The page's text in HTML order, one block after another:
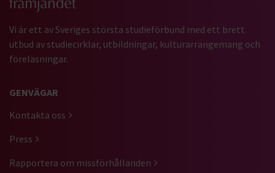
Vi är ett av Sveriges största studieförbund med ett brett
utbud av studiecirklar, utbildningar, kulturarrangemang och
föreläsningar.
GENVÄGAR
Kontakta oss
Press
Rapportera om missförhållanden